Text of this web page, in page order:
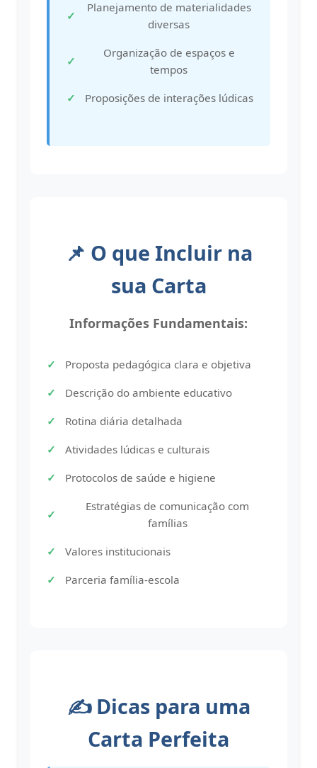
Planejamento de materialidades
diversas
Organização de espaços e
tempos
Proposições de interações lúdicas
📌 O que Incluir na
sua Carta
Informações Fundamentais:
Proposta pedagógica clara e objetiva
Descrição do ambiente educativo
Rotina diária detalhada
Atividades lúdicas e culturais
Protocolos de saúde e higiene
Estratégias de comunicação com
famílias
Valores institucionais
Parceria família-escola
✍️ Dicas para uma
Carta Perfeita